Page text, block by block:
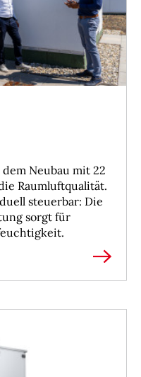
Neubau mit 22
Raumluftqualität.
steuerbar: Die
sorgt für